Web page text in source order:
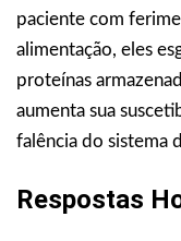
paciente com
alimentação, eles
proteínas
aumenta sua
falência do sistema
Respostas